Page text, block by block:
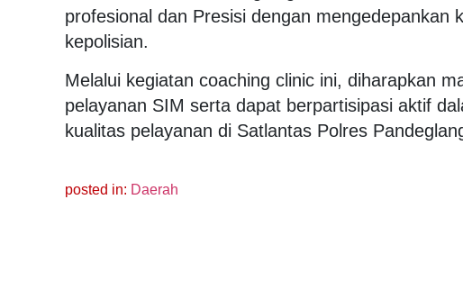
profesional dan Presisi dengan
kepolisian.
Melalui kegiatan coaching clinic ini, diharapkan
pelayanan SIM serta dapat berpartisipasi aktif
kualitas pelayanan di Satlantas Polres
posted in: Daerah